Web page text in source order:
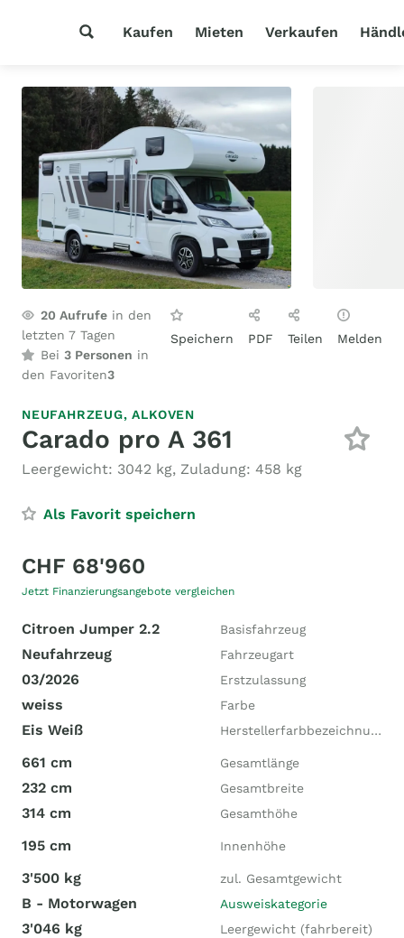
Kaufen Mieten Verkaufen
20 Aufrufe in den
letzten 7 Tagen
Bei 3 Personen in
den Favoriten3
Speichern PDF Teilen Melden
NEUFAHRZEUG,ALKOVEN
Carado pro A 361
Leergewicht: 3042 kg, Zuladung: 458 kg
Als Favorit speichern
CHF 68'960
Jetzt Finanzierungsangebote vergleichen
Citroen Jumper 2.2 Basisfahrzeug
Neufahrzeug Fahrzeugart
03/2026 Erstzulassung
weiss Farbe
Eis Weiß Herstellerfarbbezeichnung
661 cm Gesamtlänge
232 cm Gesamtbreite
314 cm Gesamthöhe
195 cm Innenhöhe
3'500 kg zul. Gesamtgewicht
B - Motorwagen Ausweiskategorie
3'046 kg Leergewicht (fahrbereit)